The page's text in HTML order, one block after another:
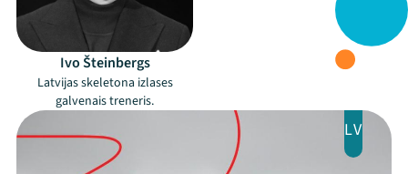
Programma
Viņi bija LAMPĀ 2026
Jaunumi
Ivo Šteinbergs
Latvijas skeletona izlases
galvenais treneris.
LV